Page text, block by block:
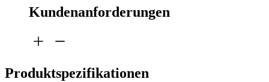
Kundenanforderungen
Produktspezifikationen